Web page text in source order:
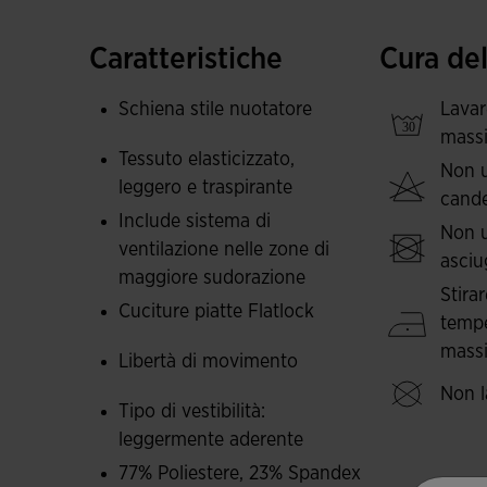
Questa maglietta super leggera è realizzata
traspirante grazie alle perforazioni VTS
sistema, si crea un flusso d'aria che consente
Il logo Joma è in silicone termosaldato con la
peso extra e aumenta il comfort.
Caratteristiche
Schiena stile nuotatore
Tessuto elasticizzato,
leggero e traspirante
Include sistema di
ventilazione nelle zone di
maggiore sudorazione
Cuciture piatte Flatlock
Libertà di movimento
Tipo di vestibilità:
leggermente aderente
77% Poliestere, 23% Spandex
Cura
Non
Non
Non